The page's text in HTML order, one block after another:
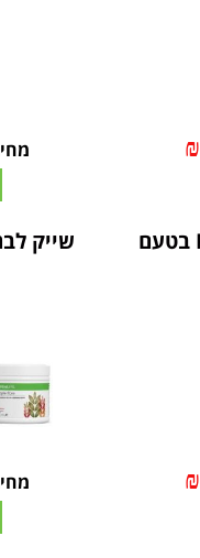
₪
Protein Drink Mix בטעם
₪
שייק